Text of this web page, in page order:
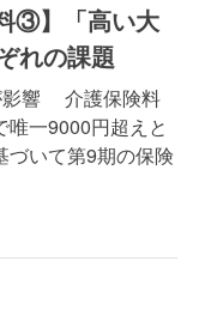
③】「高い大
れの課題
影響 介護保険料
一9000円超えと
づいて第9期の保険